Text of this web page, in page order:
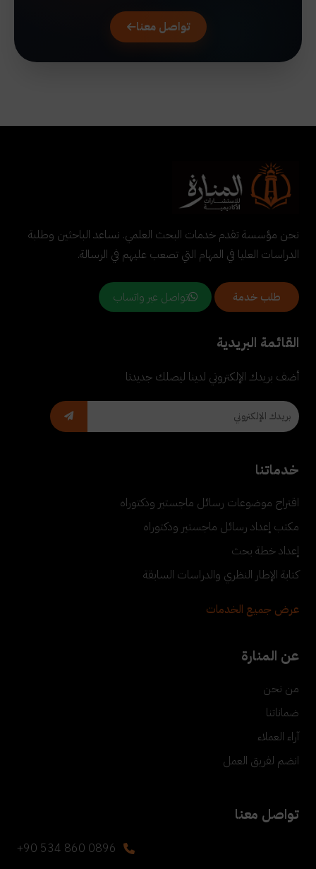
تواصل معنا
نحن مؤسسة تقدم خدمات البحث العلمي. نساعد الباحثين وطلبة
الدراسات العليا في المهام التي تصعب عليهم في الرسالة.
طلب خدمة تواصل عبر واتساب
القائمة البريدية
أضف بريدك الإلكتروني لدينا ليصلك جديدنا
خدماتنا
اقتراح موضوعات رسائل ماجستير ودكتوراه
مكتب إعداد رسائل ماجستير ودكتوراه
إعداد خطة بحث
كتابة الإطار النظري والدراسات السابقة
عرض جميع الخدمات
عن المنارة
من نحن
ضماناتنا
آراء العملاء
انضم لفريق العمل
تواصل معنا
+90 534 860 0896